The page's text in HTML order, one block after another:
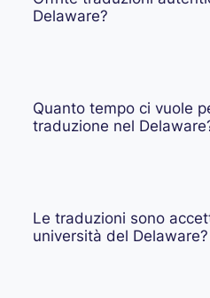
Delaware?
Quanto tempo ci vuole
traduzione nel
Le traduzioni sono
università del Delaware?